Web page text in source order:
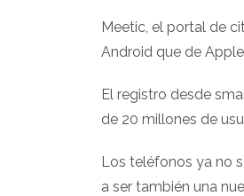
Meetic, el portal de
Android que de
El registro desde
de 20 millones de
Los teléfonos ya no
a ser también una